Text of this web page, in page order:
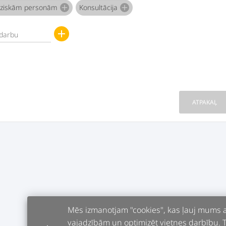
personām add Konsultācija add
add
ATPAKAĻ
Mēs izmanotjam "cookies", kas ļauj
vajadzībām un optimizēt vietnes darbību.